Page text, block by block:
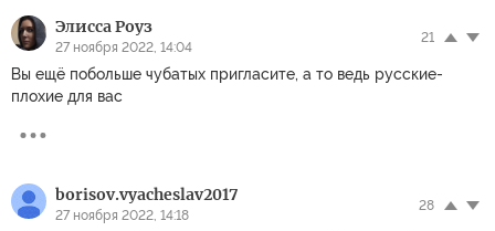
Элисса Роуз
27 ноября 2022, 14:04
21
Вы ещё побольше чубатых пригласите, а то ведь русские-
плохие для вас
borisov.vyacheslav2017
27 ноября 2022, 14:18
28